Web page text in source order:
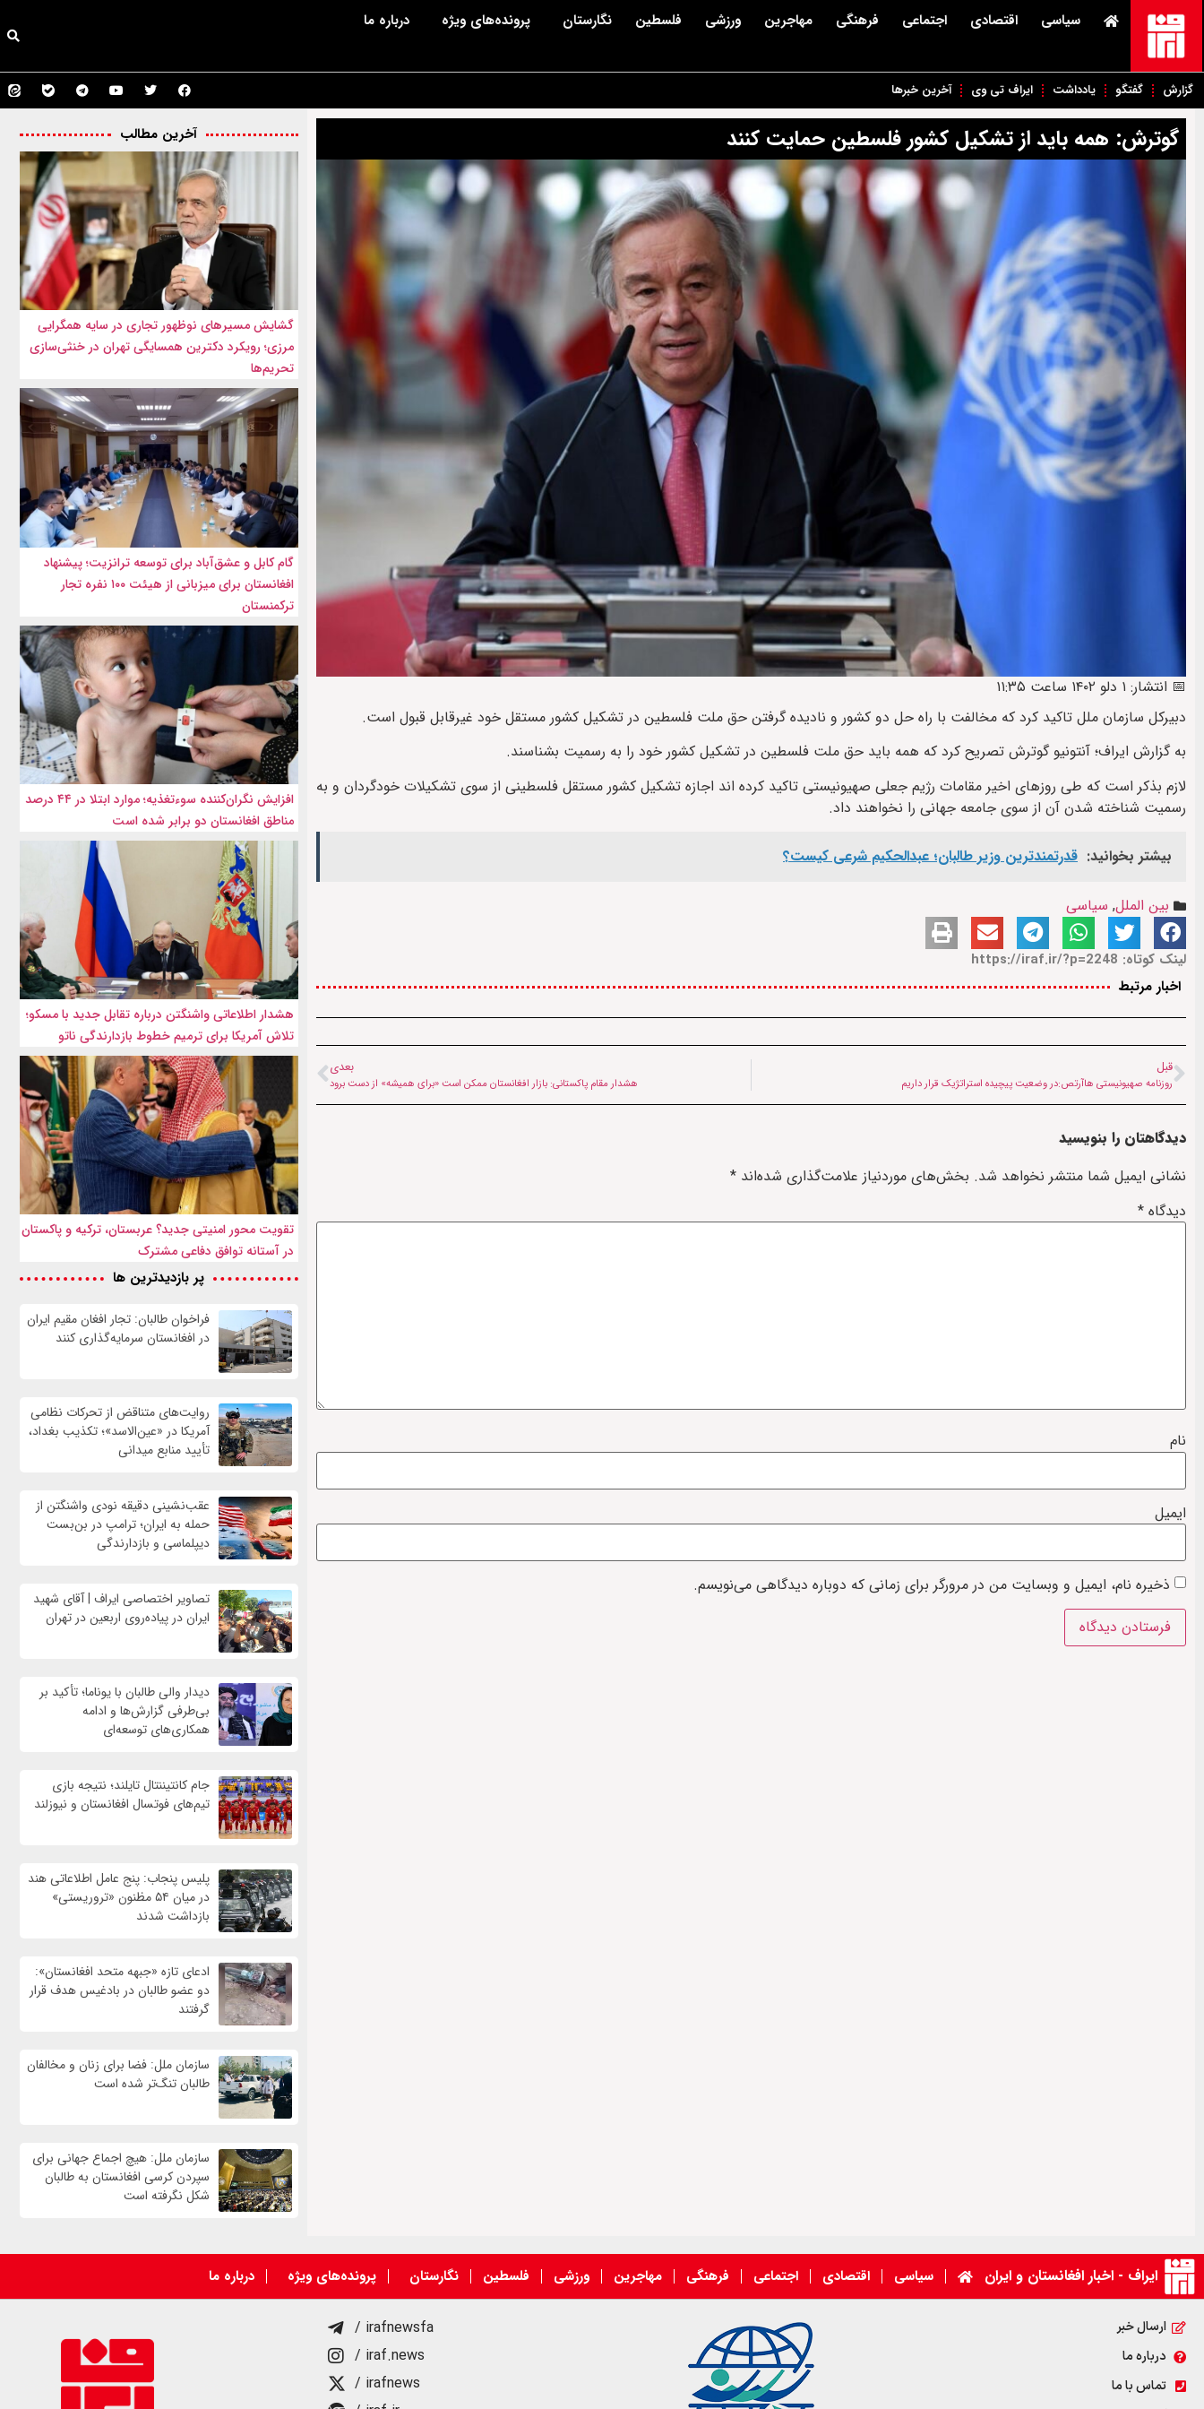
سیاسی اقتصادی اجتماعی فرهنگی مهاجرین ورزشی فلسطین نگارستان پرونده‌های ویژه درباره ما
گزارش گفتگو یادداشت ایراف تی وی آخرین خبرها
گوترش: همه باید از تشکیل کشور فلسطین حمایت کنند
📅 انتشار: ۱ دلو ۱۴۰۲ ساعت ۱۱:۳۵
دبیرکل سازمان ملل تاکید کرد که مخالفت با راه حل دو کشور و نادیده گرفتن حق ملت فلسطین در تشکیل کشور مستقل خود غیرقابل قبول است.
به گزارش ایراف؛ آنتونیو گوترش تصریح کرد که همه باید حق ملت فلسطین در تشکیل کشور خود را به رسمیت بشناسند.
لازم بذکر است که طی روزهای اخیر مقامات رژیم جعلی صهیونیستی تاکید کرده اند اجازه تشکیل کشور مستقل فلسطینی از سوی تشکیلات خودگردان و به
رسمیت شناخته شدن آن از سوی جامعه جهانی را نخواهند داد.
بیشتر بخوانید: قدرتمندترین وزیر طالبان؛ عبدالحکیم شرعی کیست؟
بین الملل, سیاسی
لینک کوتاه: https://iraf.ir/?p=2248
اخبار مرتبط
قبل
روزنامه صهیونیستی هاآرتص:در وضعیت پیچیده استراتژیک قرار داریم
بعدی
هشدار مقام پاکستانی: بازار افغانستان ممکن است «برای همیشه» از دست‌ برود
دیدگاهتان را بنویسید
نشانی ایمیل شما منتشر نخواهد شد. بخش‌های موردنیاز علامت‌گذاری شده‌اند *
دیدگاه *
نام
ایمیل
ذخیره نام، ایمیل و وبسایت من در مرورگر برای زمانی که دوباره دیدگاهی می‌نویسم.
آخرین مطالب
گشایش مسیرهای نوظهور تجاری در سایه همگرایی
مرزی؛ رویکرد دکترین همسایگی تهران در خنثی‌سازی
تحریم‌ها
گام کابل و عشق‌آباد برای توسعه ترانزیت؛ پیشنهاد
افغانستان برای میزبانی از هیئت ۱۰۰ نفره تجار
ترکمنستان
افزایش نگران‌کننده سوءتغذیه؛ موارد ابتلا در ۴۴ درصد
مناطق افغانستان دو برابر شده است
هشدار اطلاعاتی واشنگتن درباره تقابل جدید با مسکو؛
تلاش آمریکا برای ترمیم خطوط بازدارندگی ناتو
تقویت محور امنیتی جدید؟ عربستان، ترکیه و پاکستان
در آستانه توافق دفاعی مشترک
پر بازدیدترین ها
فراخوان طالبان: تجار افغان مقیم ایران
در افغانستان سرمایه‌گذاری کنند
روایت‌های متناقض از تحرکات نظامی
آمریکا در «عین‌الاسد»؛ تکذیب بغداد،
تأیید منابع میدانی
عقب‌نشینی دقیقه نودی واشنگتن از
حمله به ایران؛ ترامپ در بن‌بست
دیپلماسی و بازدارندگی
تصاویر اختصاصی ایراف | آقای شهید
ایران در پیاده‌روی اربعین در تهران
دیدار والی طالبان با یوناما؛ تأکید بر
بی‌طرفی گزارش‌ها و ادامه
همکاری‌های توسعه‌ای
جام کانتیننتال تایلند؛ نتیجه بازی
تیم‌های فوتسال افغانستان و نیوزلند
پلیس پنجاب: پنج عامل اطلاعاتی هند
در میان ۵۴ مظنون «تروریستی»
بازداشت شدند
ادعای تازه «جبهه متحد افغانستان»:
دو عضو طالبان در بادغیس هدف قرار
گرفتند
سازمان ملل: فضا برای زنان و مخالفان
طالبان تنگ‌تر شده است
سازمان ملل: هیچ اجماع جهانی برای
سپردن کرسی افغانستان به طالبان
شکل نگرفته است
ایراف - اخبار افغانستان و ایران سیاسی اقتصادی اجتماعی فرهنگی مهاجرین ورزشی فلسطین نگارستان پرونده‌های ویژه درباره ما
ارسال خبر
درباره ما
تماس با ما
/ irafnewsfa
/ iraf.news
/ irafnews